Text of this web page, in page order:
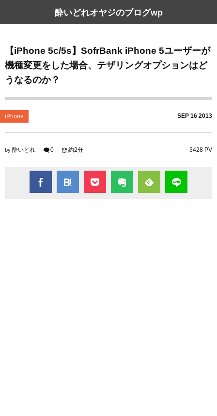
酔いどれオヤジのブログwp
【iPhone 5c/5s】SofrBank iPhone 5ユーザーが
機種変更をした場合、テザリングオプションはど
うなるのか？
iPhone SEP 16 2013
by 酔いどれ 0 3428 PV
約2分